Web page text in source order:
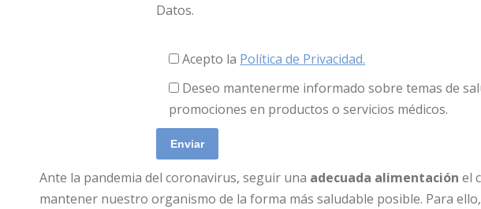
Datos.
Acepto la Política de Privacidad.
Deseo mantenerme informado sobre temas de
promociones en productos o servicios médicos.
Ante la pandemia del coronavirus, seguir una adecuada alimentación el
mantener nuestro organismo de la forma más saludable posible. Para